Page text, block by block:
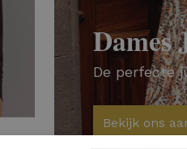
Dames
De perfecte
Bekijk ons